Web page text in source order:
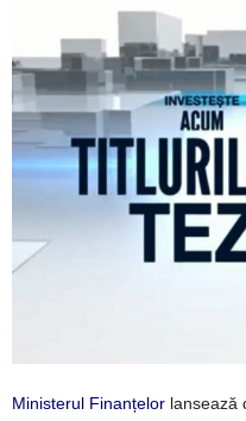
Ministerul Finanțelor lansează